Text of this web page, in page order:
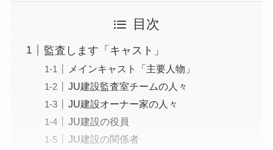
目次
監査します「キャスト」
メインキャスト「主要人物」
JU建設監査室チームの人々
JU建設オーナー家の人々
JU建設の役員
JU建設の関係者